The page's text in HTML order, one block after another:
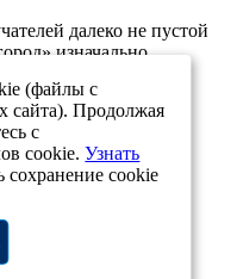
далеко не пустой
изначально
(файлы с
сайта). Продолжая
с
cookie.Узнать
сохранение cookie
объектов